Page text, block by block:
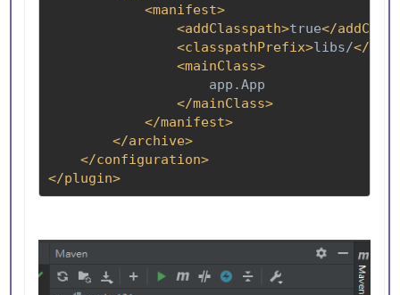
            <manifest>
                <addClasspath>
true
                <classpathPrefix>
libs/
                <mainClass>
app.App
</mainClass>
            </manifest>
        </archive>
    </configuration>
</plugin>